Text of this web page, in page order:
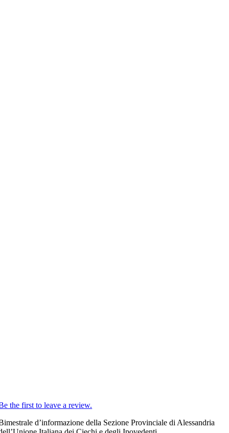
the first to leave a review.
d’informazione della Sezione Provinciale di Alessandria